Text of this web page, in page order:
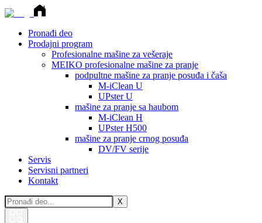
Pronađi deo
Prodajni program
Profesionalne mašine za vešeraje
MEIKO profesionalne mašine za pranje
podpultne mašine za pranje posuđa i čaša
M-iClean U
UPster U
mašine za pranje sa haubom
M-iClean H
UPster H500
mašine za pranje crnog posuđa
DV/FV serije
Servis
Servisni partneri
Kontakt
X